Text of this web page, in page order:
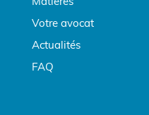
Matières
Votre avocat
Actualités
FAQ